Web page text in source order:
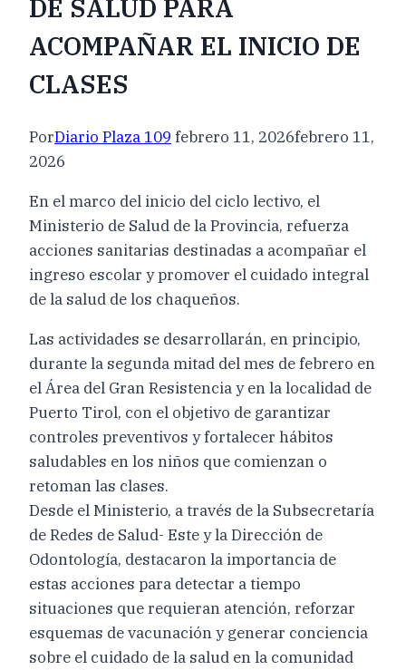
DE SALUD PARA
ACOMPAÑAR EL INICIO DE
CLASES
PorDiario Plaza 109 febrero 11, 2026febrero 11,
2026
En el marco del inicio del ciclo lectivo, el
Ministerio de Salud de la Provincia, refuerza
acciones sanitarias destinadas a acompañar el
ingreso escolar y promover el cuidado integral
de la salud de los chaqueños.
Las actividades se desarrollarán, en principio,
durante la segunda mitad del mes de febrero en
el Área del Gran Resistencia y en la localidad de
Puerto Tirol, con el objetivo de garantizar
controles preventivos y fortalecer hábitos
saludables en los niños que comienzan o
retoman las clases.
Desde el Ministerio, a través de la Subsecretaría
de Redes de Salud- Este y la Dirección de
Odontología, destacaron la importancia de
estas acciones para detectar a tiempo
situaciones que requieran atención, reforzar
esquemas de vacunación y generar conciencia
sobre el cuidado de la salud en la comunidad